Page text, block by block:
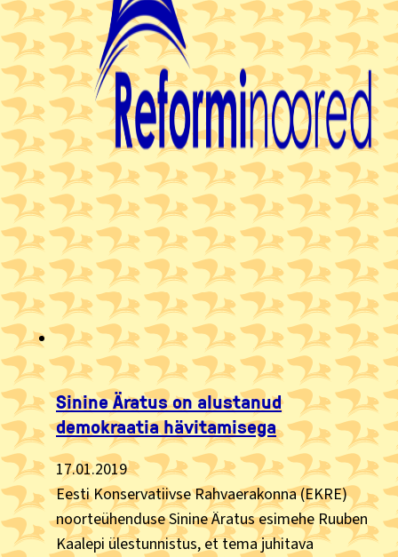
Sinine Äratus on alustanud
demokraatia hävitamisega
17.01.2019
Eesti Konservatiivse Rahvaerakonna (EKRE)
noorteühenduse Sinine Äratus esimehe Ruuben
Kaalepi ülestunnistus, et tema juhitava